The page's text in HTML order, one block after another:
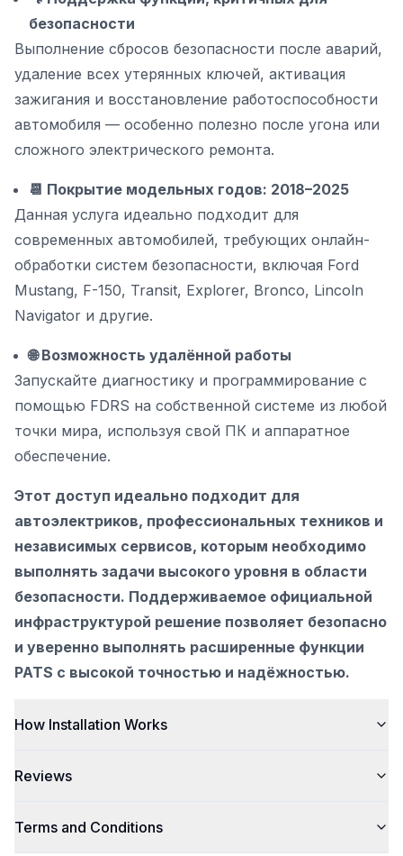
безопасности
Выполнение сбросов безопасности после аварий,
удаление всех утерянных ключей, активация
зажигания и восстановление работоспособности
автомобиля — особенно полезно после угона или
сложного электрического ремонта.
📆 Покрытие модельных годов: 2018–2025
Данная услуга идеально подходит для
современных автомобилей, требующих онлайн-
обработки систем безопасности, включая Ford
Mustang, F-150, Transit, Explorer, Bronco, Lincoln
Navigator и другие.
🌐 Возможность удалённой работы
Запускайте диагностику и программирование с
помощью FDRS на собственной системе из любой
точки мира, используя свой ПК и аппаратное
обеспечение.
Этот доступ идеально подходит для
автоэлектриков, профессиональных техников и
независимых сервисов, которым необходимо
выполнять задачи высокого уровня в области
безопасности. Поддерживаемое официальной
инфраструктурой решение позволяет безопасно
и уверенно выполнять расширенные функции
PATS с высокой точностью и надёжностью.
How Installation Works
Reviews
Terms and Conditions